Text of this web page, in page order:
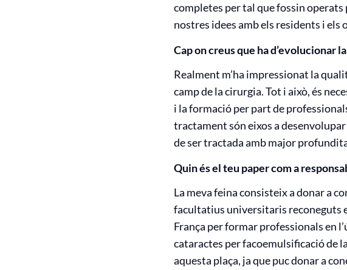
completes per tal que fossin
nostres idees amb els residents i els
Cap on creus que ha d’evolucionar
Realment m’ha impressionat la
camp de la cirurgia. Tot i això, és
i la formació per part de
tractament són eixos a
de ser tractada amb major
Quin és el teu paper com a
La meva feina consisteix a donar a
facultatius universitaris reconeguts
França per formar professionals en
cataractes per facoemulsificació de
aquesta plaça, ja que puc donar a